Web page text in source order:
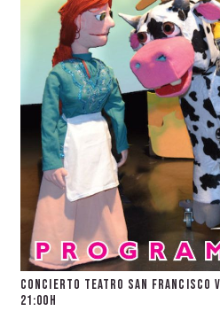
Concierto teatro San Francisco
21:00h